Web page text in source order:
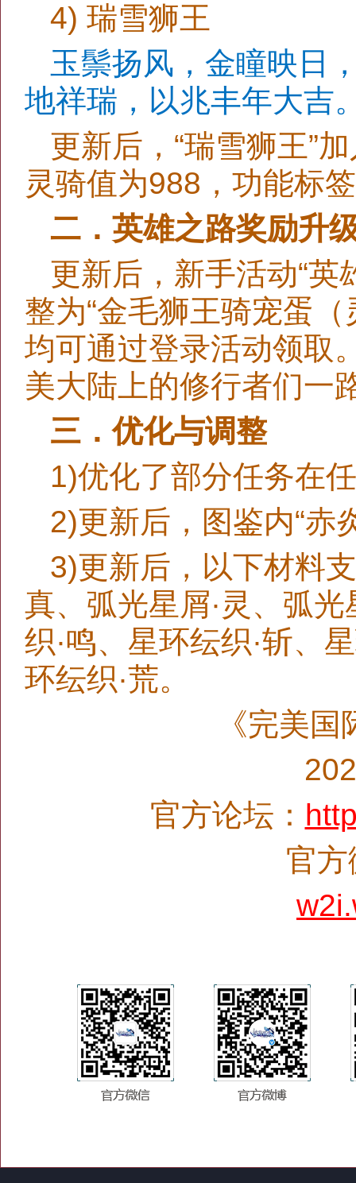
4) 瑞雪狮王
玉鬃扬风，金瞳映日
地祥瑞，以兆丰年大吉
更新后，“瑞雪狮王”
灵骑值为988，功能标签
二．英雄之路奖励升
更新后，新手活动“英
整为“金毛狮王骑宠蛋
均可通过登录活动领取
美大陆上的修行者们一
三．优化与调整
1)优化了部分任务在
2)更新后，图鉴内“赤
3)更新后，以下材料
真、弧光星屑·灵、弧
织·鸣、星环纭织·斩、
环纭织·荒。
《完美
官方论坛：
官